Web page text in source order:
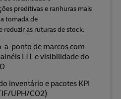
preditivas e ranhuras mais
tomada de
reduzir as ruturas de stock.
a-ponto de marcos com
LTL e visibilidade do
inventário e pacotes KPI
UPH/CO2)